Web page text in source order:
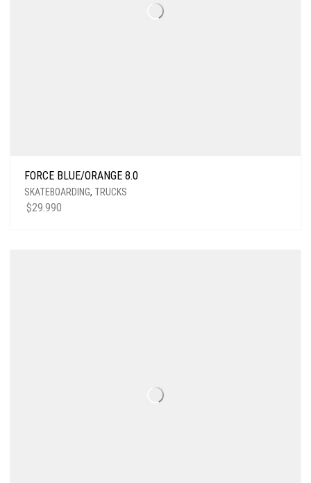
FORCE BLUE/ORANGE 8.0
SKATEBOARDING, TRUCKS
$29.990